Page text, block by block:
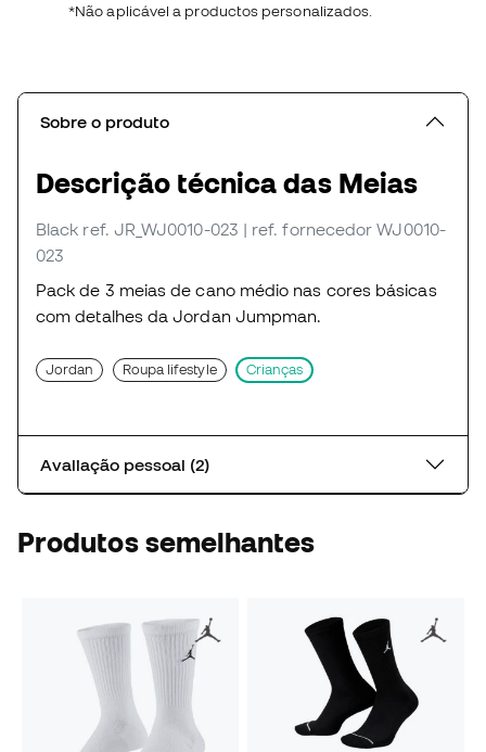
*Não aplicável a productos personalizados.
Sobre o produto
Descrição técnica das Meias
Black ref. JR_WJ0010-023 | ref. fornecedor WJ0010-
023
Pack de 3 meias de cano médio nas cores básicas
com detalhes da Jordan Jumpman.
Jordan Roupa lifestyle Crianças
Avaliação pessoal (2)
Produtos semelhantes